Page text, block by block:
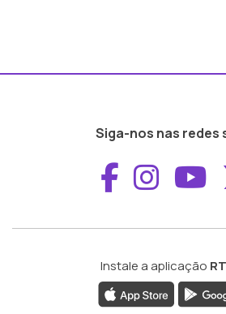
Siga-nos nas redes
Aceder
Instale a aplicação